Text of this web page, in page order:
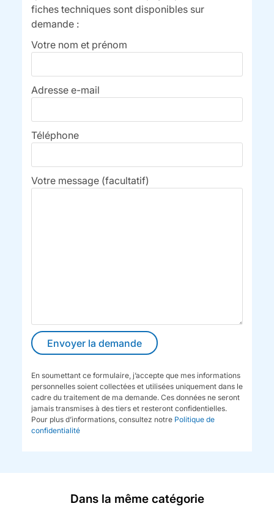
fiches techniques sont disponibles sur
demande :
Votre nom et prénom
Adresse e-mail
Téléphone
Votre message (facultatif)
En soumettant ce formulaire, j’accepte que mes informations
personnelles soient collectées et utilisées uniquement dans le
cadre du traitement de ma demande. Ces données ne seront
jamais transmises à des tiers et resteront confidentielles.
Pour plus d’informations, consultez notre Politique de
confidentialité
Dans la même catégorie